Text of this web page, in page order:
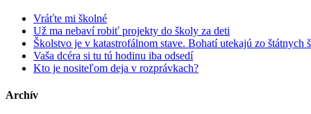
Vráťte mi školné
Už ma nebaví robiť projekty do školy za deti
Školstvo je v katastrofálnom stave. Bohatí utekajú zo štátnych
Vaša dcéra si tu tú hodinu iba odsedí
Kto je nositeľom deja v rozprávkach?
Archív